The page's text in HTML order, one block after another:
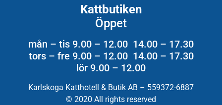
Kattbutiken
Öppet
mån – tis 9.00 – 12.00 14.00 – 17.30
tors – fre 9.00 – 12.00 14.00 – 17.30
lör 9.00 – 12.00
Karlskoga Katthotell & Butik AB – 559372-6887
© 2020 All rights reserved